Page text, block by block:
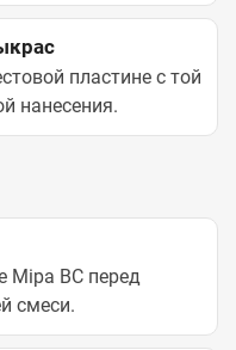
пластине с той
нанесения.
Mipa BC перед
смеси.